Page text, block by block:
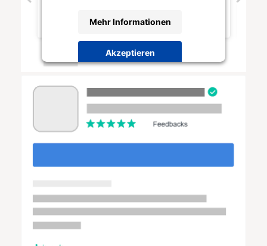
Mehr Informationen
Akzeptieren
Management Platform